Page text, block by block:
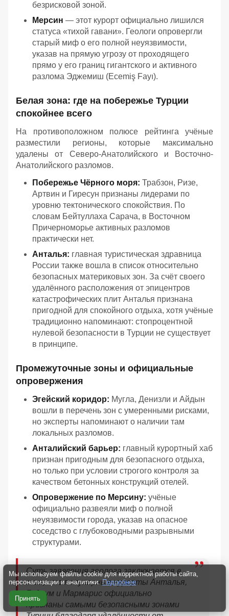
безрисковой зоной.
Мерсин — этот курорт официально лишился
статуса «тихой гавани». Геологи опровергли
старый миф о его полной неуязвимости,
указав на прямую угрозу от проходящего
прямо у его границ гигантского и активного
разлома Эджемиш (Ecemiş Fayı).
Белая зона: где на побережье Турции
спокойнее всего
На противоположном полюсе рейтинга учёные
разместили регионы, которые максимально
удалены от Северо-Анатолийского и Восточно-
Анатолийского разломов.
Побережье Чёрного моря: Трабзон, Ризе,
Артвин и Гиресун признаны лидерами по
уровню тектонического спокойствия. По
словам Бейтуллаха Сарача, в Восточном
Причерноморье активных разломов
практически нет.
Анталья: главная туристическая здравница
России также вошла в список относительно
безопасных материковых зон. За счёт своего
удалённого расположения от эпицентров
катастрофических плит Анталья признана
пригодной для спокойного отдыха, хотя учёные
традиционно напоминают: стопроцентной
нулевой безопасности в Турции не существует
в принципе.
Промежуточные зоны и официальные
опровержения
Эгейский коридор: Мугла, Денизли и Айдын
вошли в перечень зон с умеренными рисками,
но эксперты напоминают о наличии там
локальных разломов.
Анталийский барьер: главный курортный хаб
признан пригодным для безопасного отдыха,
но только при условии строгого контроля за
качеством бетонных конструкций отелей.
Опровержение по Мерсину: учёные
официально развеяли миф о полной
неуязвимости города, указав на опасное
соседство с глубоководными разрывными
структурами.
Суть заявления геолога заключается в
том, что популярные курорты Анталья,
Бодрум и Мармарис официально
признаны самыми безопасными зонами
Мы используем файлы cookie для корректной работы сайта,
персонализации и аналитики. Подробнее
Принять